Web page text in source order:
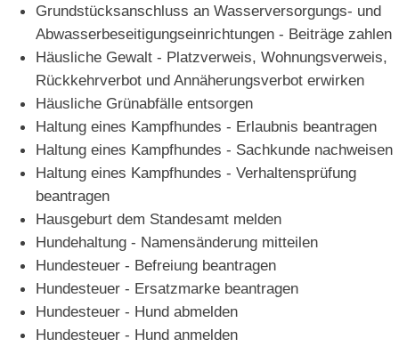
Grundstücksanschluss an Wasserversorgungs- und
Abwasserbeseitigungseinrichtungen - Beiträge zahlen
Häusliche Gewalt - Platzverweis, Wohnungsverweis,
Rückkehrverbot und Annäherungsverbot erwirken
Häusliche Grünabfälle entsorgen
Haltung eines Kampfhundes - Erlaubnis beantragen
Haltung eines Kampfhundes - Sachkunde nachweisen
Haltung eines Kampfhundes - Verhaltensprüfung
beantragen
Hausgeburt dem Standesamt melden
Hundehaltung - Namensänderung mitteilen
Hundesteuer - Befreiung beantragen
Hundesteuer - Ersatzmarke beantragen
Hundesteuer - Hund abmelden
Hundesteuer - Hund anmelden